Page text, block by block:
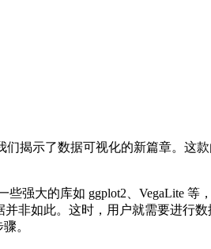
揭示了数据可视化的新篇章。这
强大的库如 ggplot2、VegaLite
如此。这时，用户就需要进行
。